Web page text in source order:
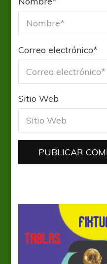
Correo electrónico*
Sitio Web